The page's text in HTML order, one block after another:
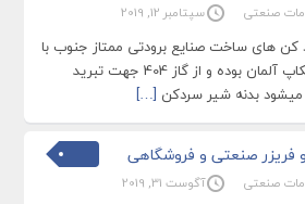
صنعتی سپتامبر 12, 2019
های ساخت صنایع برودتی ممتاز جنوب با
موتور سکاپ آلمان بوده و از گاز 404 جهت تبرید
میشود بدنه شیر سردکن […]
فریزر صنعتی و فروشگاهی
صنعتی آگوست 31, 2019